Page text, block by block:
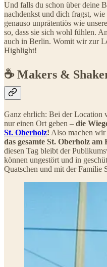
Und falls du schon über deine
nachdenkst und dich fragst,
genauso unprätentiös wie
so, dass sie sich wohl fühlen.
auch in Berlin. Womit wir zur
Highlight!
☕️ Makers &
Ganz ehrlich: Bei der Location
nur einen Ort geben – die
St. Oberholz! Also machen
das gesamte St. Oberholz am
diesen Tag bleibt der
können ungestört und in
Quatschen und mit der Familie